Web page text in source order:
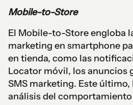
Mobile-to-Store
El Mobile-to-Store engloba
marketing en smartphone
en tienda, como las
Locator móvil, los anuncios
SMS marketing. Este último,
análisis del comportamiento